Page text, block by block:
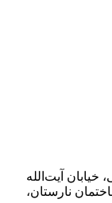
خیابان آیت‌الله
(آیت شمالی سابق)، پلاک ۸۵۶، ساختمان نارستان،